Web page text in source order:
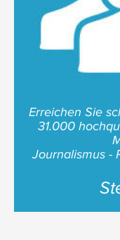
Erreichen Sie
31.000
Journalismus -